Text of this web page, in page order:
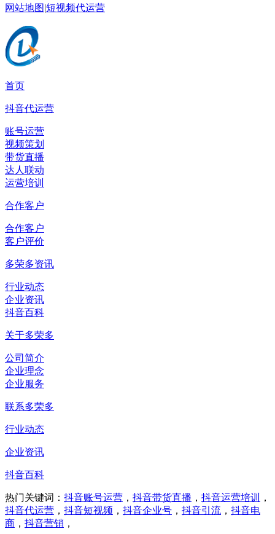
网站地图|短视频代运营
首页
抖音代运营
账号运营
视频策划
带货直播
达人联动
运营培训
合作客户
合作客户
客户评价
多荣多资讯
行业动态
企业资讯
抖音百科
关于多荣多
公司简介
企业理念
企业服务
联系多荣多
行业动态
企业资讯
抖音百科
热门关键词： 抖音账号运营 ， 抖音带货直播 ， 抖音运营培训
，
抖音代运营 ， 抖音短视频 ， 抖音企业号 ， 抖音引流 ， 抖音电
商 ， 抖音营销 ，